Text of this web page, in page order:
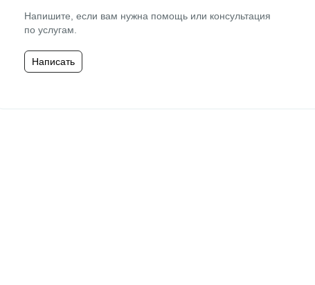
Напишите, если вам нужна помощь или консультация
по услугам.
Написать